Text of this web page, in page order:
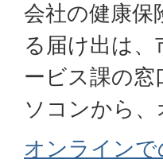
会社の健康保
る届け出は、
ービス課の
ソコンから
オンライン